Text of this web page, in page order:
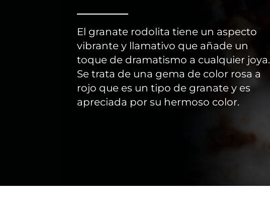
El granate rodolita tiene un aspecto
vibrante y llamativo que añade un
toque de dramatismo a cualquier joya.
Se trata de una gema de color rosa a
rojo que es un tipo de granate y es
apreciada por su hermoso color.